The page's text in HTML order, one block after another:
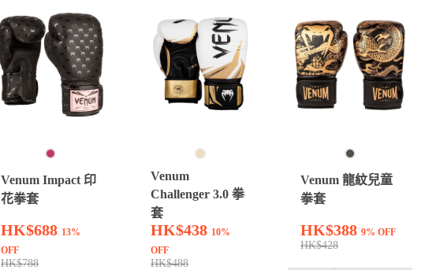
Venum Impact 印
花拳套
HK$688 13%
OFF
HK$788
Venum
Challenger 3.0 拳
套
HK$438 10%
OFF
HK$488
Venum 龍紋兒童
拳套
HK$388 9% OFF
HK$428